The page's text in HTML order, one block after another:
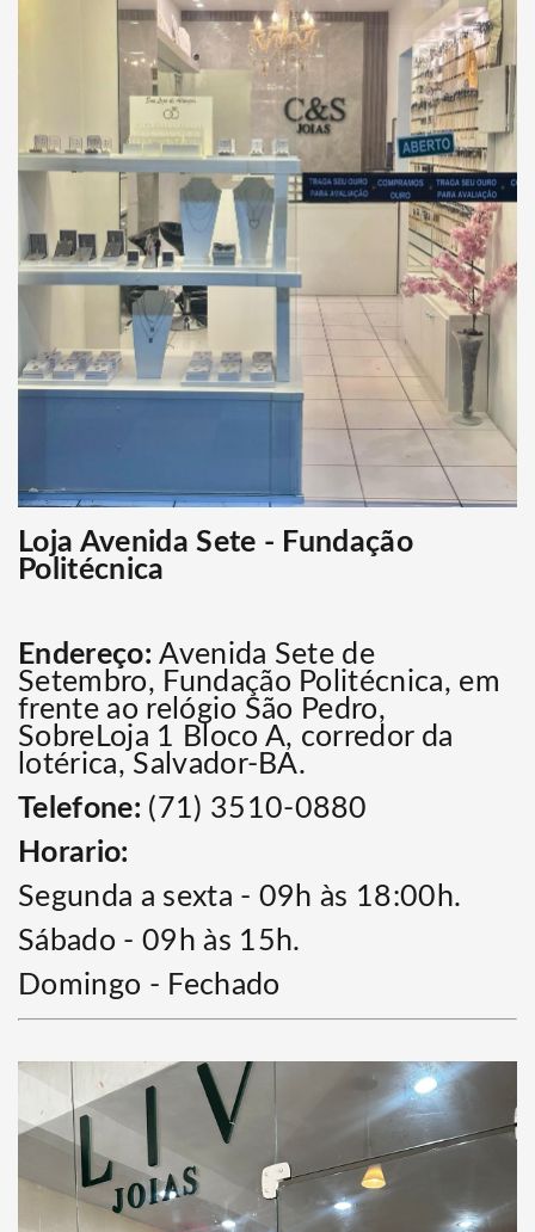
Loja Avenida Sete - Fundação
Politécnica
Endereço:Avenida Sete de
Setembro, Fundação Politécnica, em
frente ao relógio São Pedro,
SobreLoja 1 Bloco A, corredor da
lotérica, Salvador-BA.
Telefone: (71) 3510-0880
Horario:
Segunda a sexta - 09h às 18:00h.
Sábado - 09h às 15h.
Domingo - Fechado